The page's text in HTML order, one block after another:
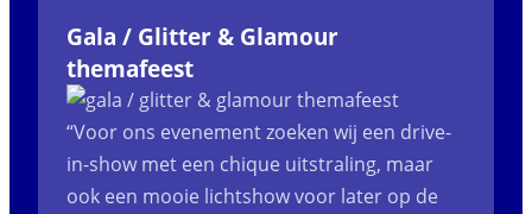
Gala / Glitter & Glamour
themafeest
“Voor ons evenement zoeken wij een drive-
in-show met een chique uitstraling, maar
ook een mooie lichtshow voor later op de